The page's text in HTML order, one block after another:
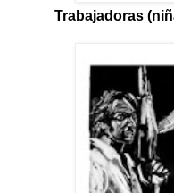
Trabajadoras